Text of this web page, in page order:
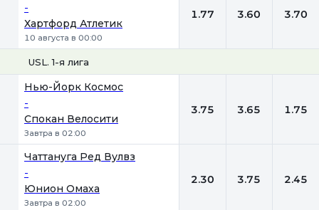
-
Хартфорд Атлетик
10 августа в 00:00
1.77 3.60 3.70
USL. 1-я лига
Нью-Йорк Космос
-
Спокан Велосити
Завтра в 02:00
3.75 3.65 1.75
Чаттануга Ред Вулвз
-
Юнион Омаха
Завтра в 02:00
2.30 3.75 2.45